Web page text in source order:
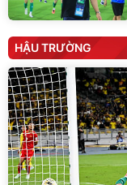
HẬU TRƯỜNG